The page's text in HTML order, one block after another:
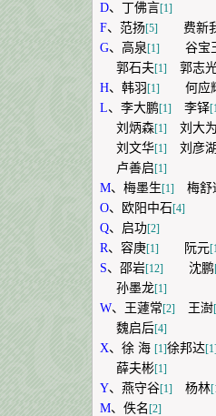
D、 丁佛言[1]
F、 范扬[5] 费新
G、 高泉[1] 谷宝
郭石夫[1] 郭志
H、 韩羽 [1] 何应
L、 李大鹏[1] 李铎
刘炳森[1] 刘大为
刘文华[1] 刘彦湖
卢善启[1]
M、 梅墨生[1] 梅舒
O、 欧阳中石[4]
Q、 启功[2]
R、 容庚[1] 阮元
S、 邵岩[12] 沈鹏
孙墨龙[1]
W、 王蘧常[2] 王澍
魏启后[4]
X、 徐 海 [1]徐邦达[1]
薛夫彬[1]
Y、 燕守谷[1] 杨林
M、 佚名 [2]